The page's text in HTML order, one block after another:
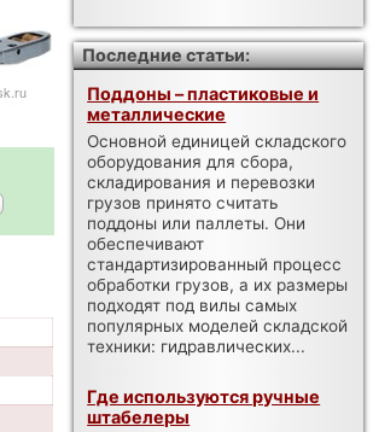
Последние статьи:
Поддоны – пластиковые и
металлические
Основной единицей складского
оборудования для сбора,
складирования и перевозки
грузов принято считать
поддоны или паллеты. Они
обеспечивают
стандартизированный процесс
обработки грузов, а их размеры
подходят под вилы самых
популярных моделей складской
техники: гидравлических...
Где используются ручные
штабелеры